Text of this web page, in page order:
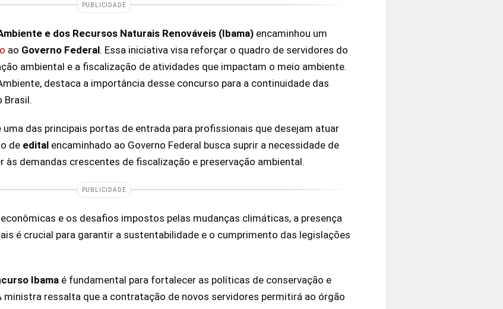
PUBLICIDADE
e dos Recursos Naturais Renováveis (Ibama) encaminhou um
ao Governo Federal. Essa iniciativa visa reforçar o quadro de servidores do
ambiental e a fiscalização de atividades que impactam o meio ambiente.
destaca a importância desse concurso para a continuidade das
Brasil.
uma das principais portas de entrada para profissionais que desejam atuar
de edital encaminhado ao Governo Federal busca suprir a necessidade de
às demandas crescentes de fiscalização e preservação ambiental.
PUBLICIDADE
e os desafios impostos pelas mudanças climáticas, a presença
é crucial para garantir a sustentabilidade e o cumprimento das legislações
Ibama é fundamental para fortalecer as políticas de conservação e
ressalta que a contratação de novos servidores permitirá ao órgão